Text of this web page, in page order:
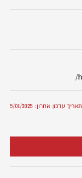
תאריך עדכון אחרון: 5/01/2025